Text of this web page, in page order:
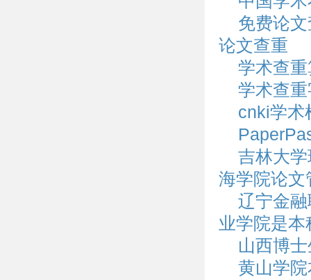
免费论
论文查重
学术查
学术查
cnki学术
吉林大
海学院论文
辽宁金
业学院是本
山西博
黄山学